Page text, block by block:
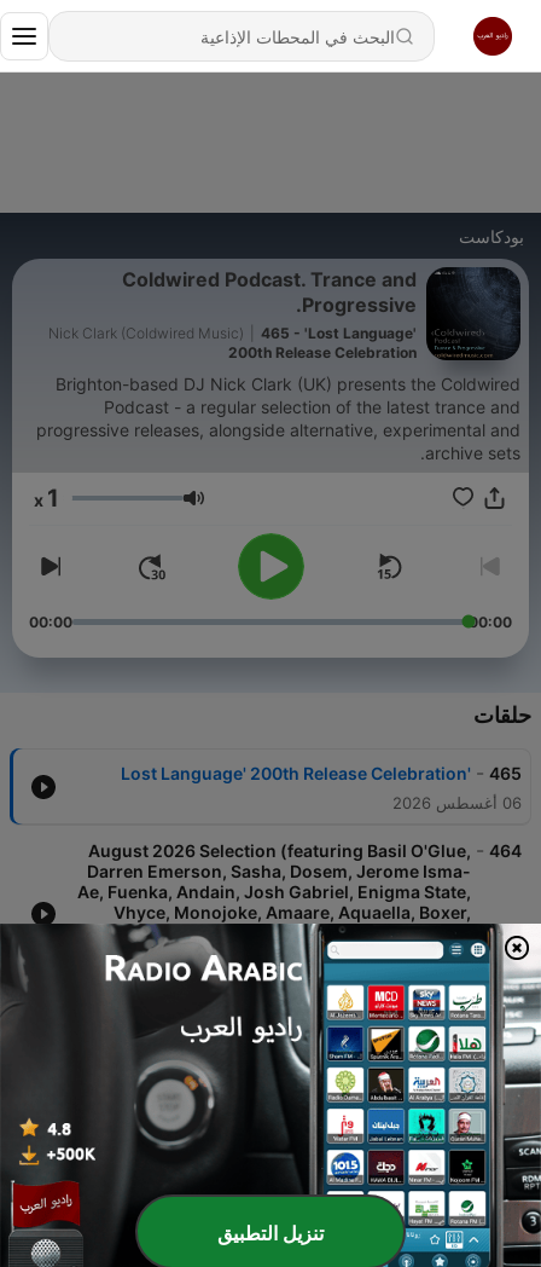
بودكاست
Coldwired Podcast. Trance and
Progressive.
Nick Clark (Coldwired Music)
465 - 'Lost Language'
200th Release Celebration
Brighton-based DJ Nick Clark (UK) presents the Coldwired
Podcast - a regular selection of the latest trance and
progressive releases, alongside alternative, experimental and
archive sets.
مستوى الصوت 1
00:00
00:00
حلقات
465
-
'Lost Language' 200th Release Celebration
06 أغسطس 2026
464
-
August 2026 Selection (featuring Basil O'Glue,
Darren Emerson, Sasha, Dosem, Jerome Isma-
Ae, Fuenka, Andain, Josh Gabriel, Enigma State,
Vhyce, Monojoke, Amaare, Aquaella, Boxer,
UNWA, Static Guru, Vaim, HERMEN, Noonix, j:me,
Chizawa Q, Anuhe, Riotbot, DJ
30 يوليو 2026
463
-
July 2026 Selection pt II (featuring Hernan
Cattaneo, Basil O'Glue, Nomas, Fuenka,
Framewerk, ORMUS, Atmos, Cass (UK),
Cendryma, R.E.E.V., Golden Girls, Mara, Hamel,
Segue (IN), Alan Marshall, Tom Pavicich, AINDY,
Foley, Joyce Muniz, John Fisherman, Guili
23 يوليو 2026
462
'Reactivate' Revisited
16 يوليو 2026 تنزيل التطبيق